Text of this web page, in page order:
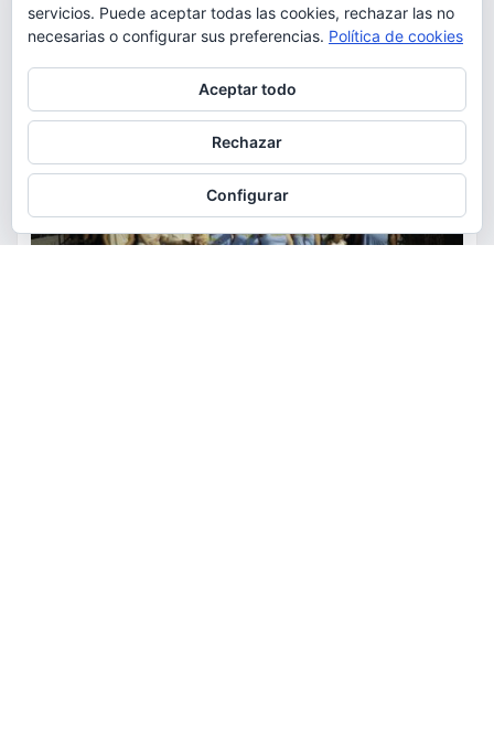
servicios. Puede aceptar todas las cookies, rechazar las no
necesarias o configurar sus preferencias. Política de cookies
Aceptar todo
Rechazar
Configurar
Para obtener más información, incluido cómo gestionar las cookies,